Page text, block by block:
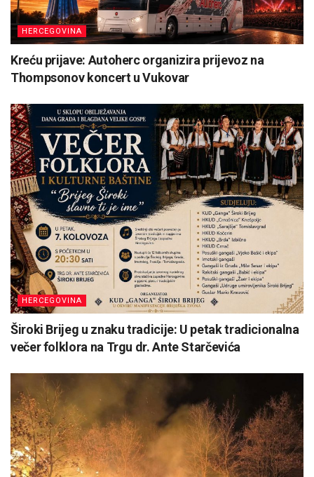
HERCEGOVINA
Kreću prijave: Autoherc organizira prijevoz na
Thompsonov koncert u Vukovar
HERCEGOVINA
Široki Brijeg u znaku tradicije: U petak tradicionalna
večer folklora na Trgu dr. Ante Starčevića